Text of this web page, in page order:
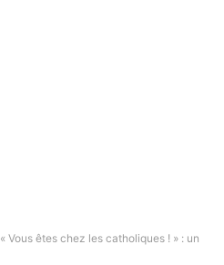
« Vous êtes chez les catholiques ! » : un